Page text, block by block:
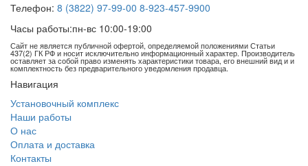
Телефон: 8 (3822) 97-99-00 8-923-457-9900
Часы работы:пн-вс 10:00-19:00
Сайт не является публичной офертой, определяемой положениями Статьи
437(2) ГК РФ и носит исключительно информационный характер. Производитель
оставляет за собой право изменять характеристики товара, его внешний вид и и
комплектность без предварительного уведомления продавца.
Навигация
Установочный комплекс
Наши работы
О нас
Оплата и доставка
Контакты